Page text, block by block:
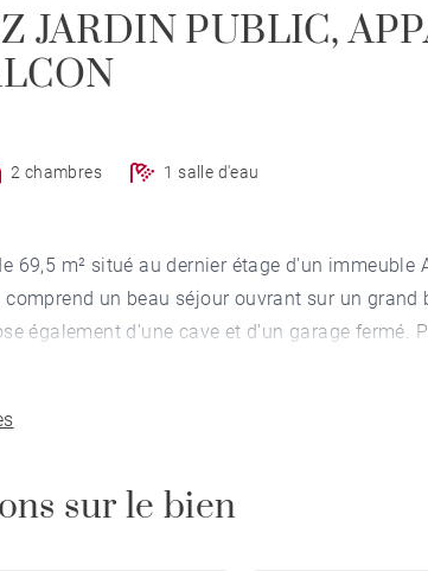
JARDIN PUBLIC,
2 chambres 1 salle d'eau
69,5 m² situé au dernier étage d'un immeuble
comprend un beau séjour ouvrant sur un
également d'une cave et d'un garage fermé.
sur le bien